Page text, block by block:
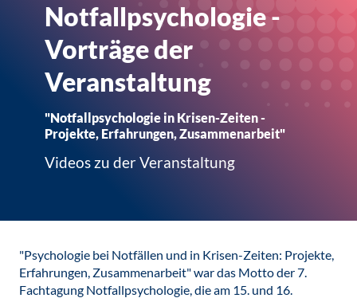
Notfallpsychologie -
Vorträge der
Veranstaltung
"Notfallpsychologie in Krisen-Zeiten -
Projekte, Erfahrungen, Zusammenarbeit"
Videos zu der Veranstaltung
"Psychologie bei Notfällen und in Krisen-Zeiten: Projekte,
Erfahrungen, Zusammenarbeit" war das Motto der 7.
Fachtagung Notfallpsychologie, die am 15. und 16.